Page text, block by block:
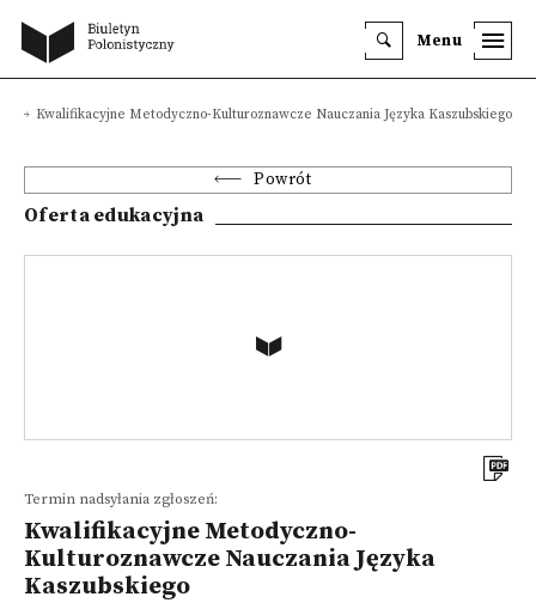
Menu
Kwalifikacyjne Metodyczno-Kulturoznawcze Nauczania Języka Kaszubskiego
Powrót
Oferta edukacyjna
Termin nadsyłania zgłoszeń:
Kwalifikacyjne Metodyczno-
Kulturoznawcze Nauczania Języka
Kaszubskiego